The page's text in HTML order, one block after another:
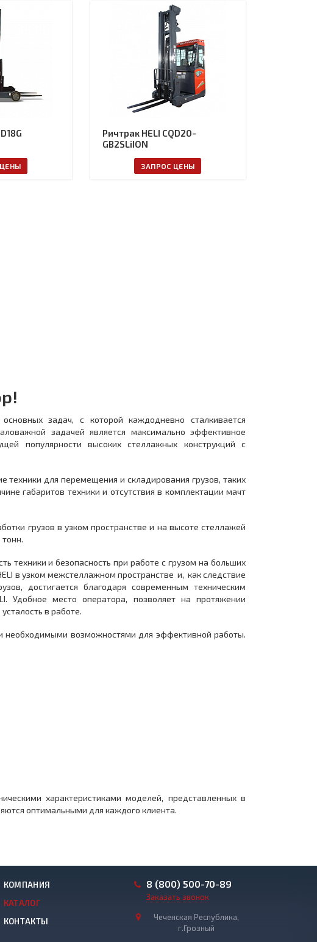
Ричтрак HELI CQD20-
GB2SLiION
ЗАПРОС ЦЕНЫ
задач, с которой каждодневно сталкивается
задачей является максимально эффективное
популярности высоких стеллажных конструкций с
техники для перемещения и складирования грузов, таких
габаритов техники и отсутствия в комплектации мачт
грузов в узком пространстве и на высоте стеллажей
техники и безопасность при работе с грузом на больших
в узком межстеллажном пространстве и, как следствие
достигается благодаря современным техническим
Удобное место оператора, позволяет на протяжении
в работе.
необходимыми возможностями для эффективной работы.
характеристиками моделей, представленных в
оптимальными для каждого клиента.
КОМПАНИЯ
КАТАЛОГ
КОНТАКТЫ
8 (800) 500-70-89
Заказать звонок
Чеченская Республика,
г.Грозный